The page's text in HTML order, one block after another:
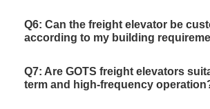
Q6: Can the freight elevator be
according to my building
Q7: Are GOTS freight elevators
term and high-frequency